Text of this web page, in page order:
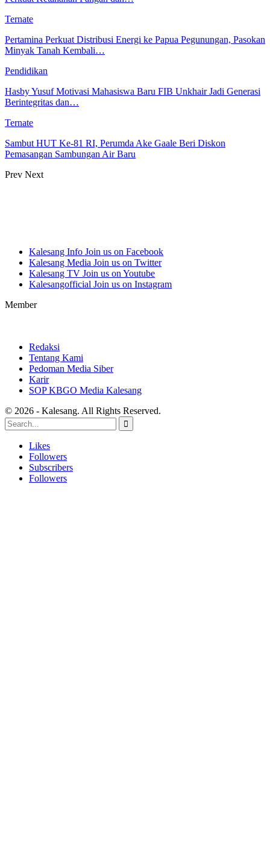
Ternate
Pertamina Perkuat Distribusi Energi ke Papua Pegunungan, Pasokan
Minyak Tanah Kembali…
Pendidikan
Hasby Yusuf Motivasi Mahasiswa Baru FIB Unkhair Jadi Generasi
Berintegritas dan…
Ternate
Sambut HUT Ke-81 RI, Perumda Ake Gaale Beri Diskon
Pemasangan Sambungan Air Baru
Prev Next
Kalesang Info Join us on Facebook
Kalesang Media Join us on Twitter
Kalesang TV Join us on Youtube
Kalesangofficial Join us on Instagram
Member
Redaksi
Tentang Kami
Pedoman Media Siber
Karir
SOP KBGO Media Kalesang
© 2026 - Kalesang. All Rights Reserved.
Likes
Followers
Subscribers
Followers